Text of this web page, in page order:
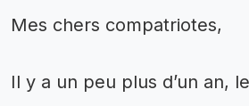
Mes chers compatriotes,
Il y a un peu plus d’un an,